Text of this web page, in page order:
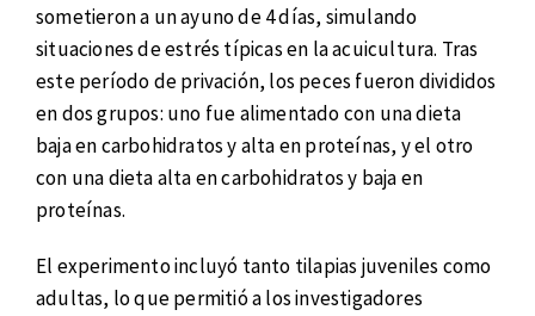
sometieron a un ayuno de 4 días, simulando
situaciones de estrés típicas en la acuicultura. Tras
este período de privación, los peces fueron divididos
en dos grupos: uno fue alimentado con una dieta
baja en carbohidratos y alta en proteínas, y el otro
con una dieta alta en carbohidratos y baja en
proteínas.
El experimento incluyó tanto tilapias juveniles como
adultas, lo que permitió a los investigadores